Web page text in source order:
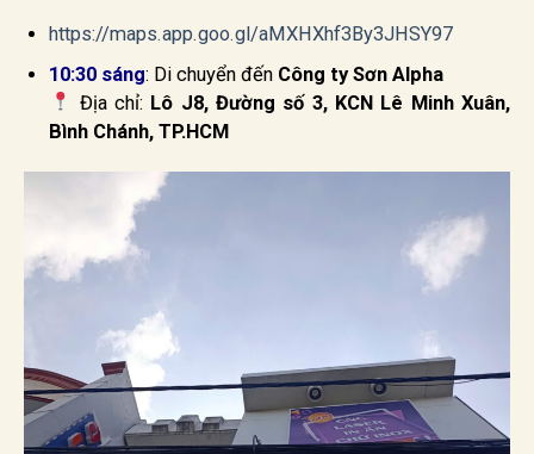
https://maps.app.goo.gl/aMXHXhf3By3JHSY97
10:30 sáng: Di chuyển đến Công ty Sơn Alpha
Địa chỉ: Lô J8, Đường số 3, KCN Lê Minh Xuân,
Bình Chánh, TP.HCM